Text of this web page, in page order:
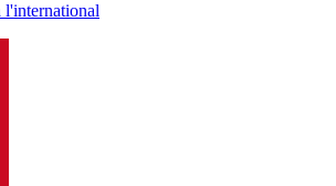
l'international